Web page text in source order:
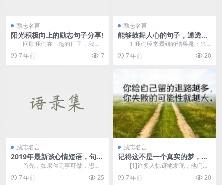
励志名言
阳光积极向上的励志句子分享!
回顾我们在一起的日子，我忍
不住心痛。你不是说你不应该分开
吗？你怎么能忍受让我...
7 年前 7
励志名言
能够鼓舞人心的句子，通透入
骨，并指向现实
1.我们经常看到的结果是：当
你终于明白你正在寻找的人时，当
你回头看光时，你就...
7 年前 20
励志名言
2019年最新谈心情短语，句子
励志正能量，一遍又一遍读！
首先，如果你无事可做，想想
如何致富。不要总是伤害春天和坠
入感情的世界。掌中的...
7 年前 25
励志名言
记得这不是一个真实的梦，万
幸你醒了
[1]许多人惊讶地发现，他们未
能实现预期目标的原因是因为他们
的主要目标太小而...
7 年前 20